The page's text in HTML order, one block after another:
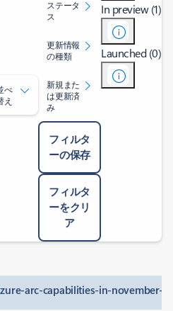
べ
え
ステータ
ス
更新情報
の種類
新規また
は更新済
み
フィルタ
ーの保存
フィルタ
ーをクリ
ア
In preview (1)
Launched (0)
arc-capabilities-in-november-